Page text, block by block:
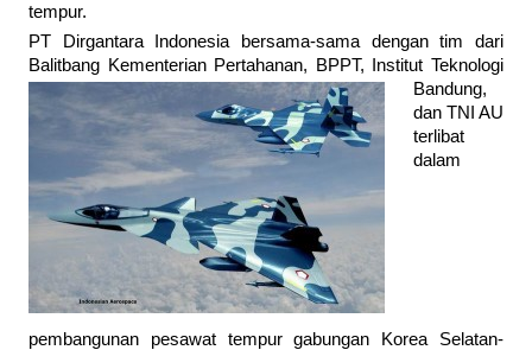
tempur.
PT Dirgantara Indonesia bersama-sama dengan tim dari
Balitbang Kementerian Pertahanan, BPPT, Institut Teknologi
Bandung,
dan TNI AU
terlibat
dalam
pembangunan pesawat tempur gabungan Korea Selatan-